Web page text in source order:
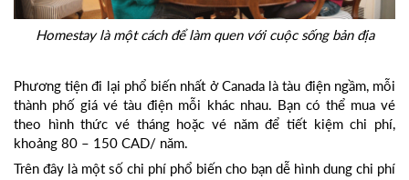
Homestay là một cách để làm quen với cuộc sống bản địa
Phương tiện đi lại phổ biến nhất ở Canada là tàu điện ngầm, mỗi
thành phố giá vé tàu điện mỗi khác nhau. Bạn có thể mua vé
theo hình thức vé tháng hoặc vé năm để tiết kiệm chi phí,
khoảng 80 – 150 CAD/ năm.
Trên đây là một số chi phí phổ biến cho bạn dễ hình dung chi phí